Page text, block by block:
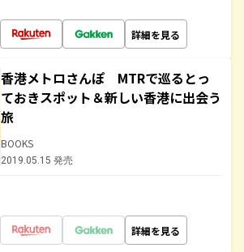
詳細を見る
香港メトロさんぽ MTRで巡るとっ
ておきスポット＆新しい香港に出会う
旅
BOOKS
2019.05.15 発売
詳細を見る